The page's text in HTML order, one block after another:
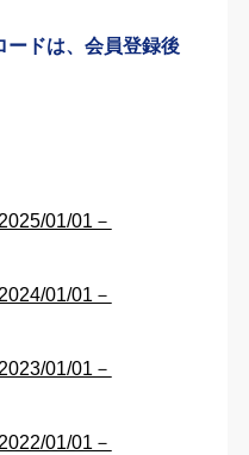
ードは、会員登録後
01/01－
01/01－
01/01－
01/01－